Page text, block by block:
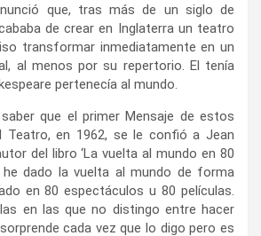
que, tras más de un siglo de
de crear en Inglaterra un teatro
transformar inmediatamente en un
al menos por su repertorio. El tenía
pertenecía al mundo.
que el primer Mensaje de estos
Teatro, en 1962, se le confió a Jean
del libro ‘La vuelta al mundo en 80
he dado la vuelta al mundo de forma
en 80 espectáculos u 80 películas.
en las que no distingo entre hacer
cada vez que lo digo pero es